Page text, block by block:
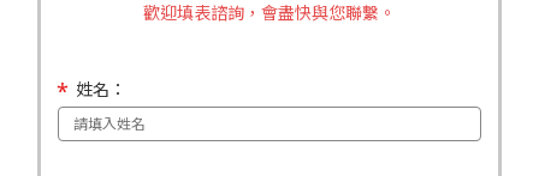
歡迎填表諮詢，會盡快與您聯繫。
姓名：